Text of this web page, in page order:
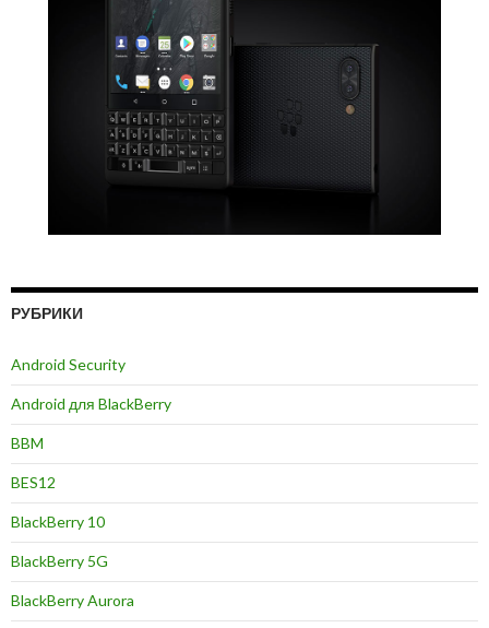
РУБРИКИ
Android Security
Android для BlackBerry
BBM
BES12
BlackBerry 10
BlackBerry 5G
BlackBerry Aurora